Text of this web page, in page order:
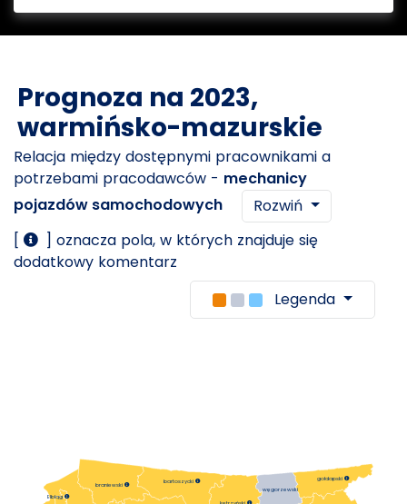
Prognoza na 2023,
warmińsko-mazurskie
Relacja między dostępnymi pracownikami a
potrzebami pracodawców - mechanicy
pojazdów samochodowych
Rozwiń
[
] oznacza pola, w których znajduje się
dodatkowy komentarz
Legenda
bartoszycki
braniewski 
gołdapski
węgorzewski
Elbląg